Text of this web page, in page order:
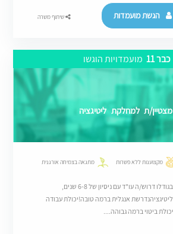
הגשת מועמדות שיתוף משרה
כבר 11 מועמדויות הוגשו
ת למחלקת ליטיגציה
מקצוענות ללא פשרות מתגאה בצמיחה אורגנית
למשרד איכותי ובינוני בגודלו דרוש/ה עו"ד עם ניסיון של 6-8 שנים,
אנגלית ברמה טובה!יכולת עבודה
ביטוי ברמה גבוהה....